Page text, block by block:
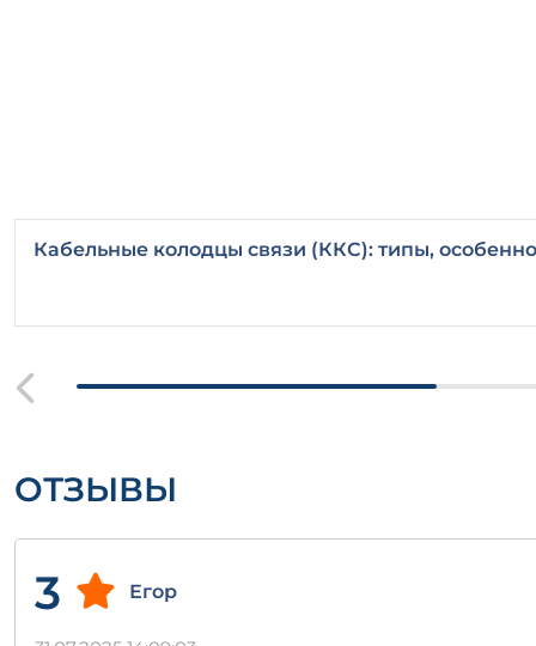
Кабельные колодцы связи (ККС): типы,
ОТЗЫВЫ
3 Егор